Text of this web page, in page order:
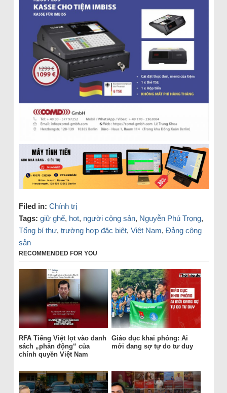
Filed in: Chính trị
Tags: giữ ghế, hot, người cộng sản, Nguyễn Phú Trọng,
Tổng bí thư, trường hợp đặc biệt, Việt Nam, Đảng cộng
sản
RECOMMENDED FOR YOU
RFA Tiếng Việt lọt vào danh
sách „phản động“ của
chính quyền Việt Nam
Giáo dục khai phóng: Ai
mới đang sợ tự do tư duy